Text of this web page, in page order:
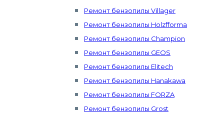
Ремонт бензопилы Villager
Ремонт бензопилы Holzfforma
Ремонт бензопилы Champion
Ремонт бензопилы GEOS
Ремонт бензопилы Elitech
Ремонт бензопилы Hanakawa
Ремонт бензопилы FORZA
Ремонт бензопилы Grost